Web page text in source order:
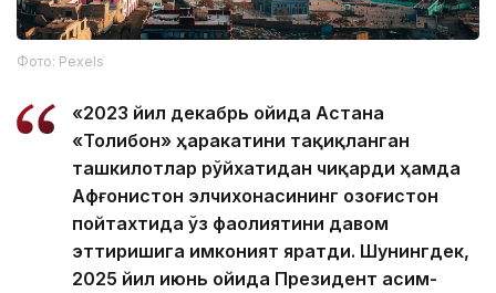
Фото: Pexels
«2023 йил декабрь ойида Астана
«Толибон» ҳаракатини тақиқланган
ташкилотлар рўйхатидан чиқарди ҳамда
Афғонистон элчихонасининг Қозоғистон
пойтахтида ўз фаолиятини давом
эттиришига имконият яратди. Шунингдек,
2025 йил июнь ойида Президент Қасим-